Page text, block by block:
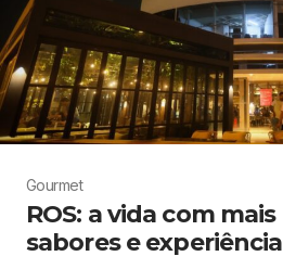
Gourmet
ROS: a vida com mais
sabores e